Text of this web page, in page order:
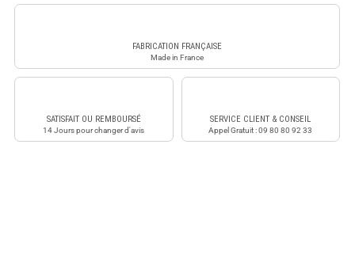
FABRICATION FRANÇAISE
Made in France
SATISFAIT OU REMBOURSÉ
14 Jours pour changer d'avis
SERVICE CLIENT & CONSEIL
Appel Gratuit : 09 80 80 92 33